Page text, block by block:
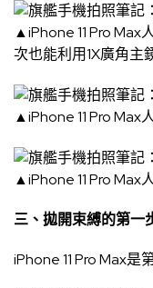
▲iPhone 11 Pro Max
次也能利用1X廣角主
▲iPhone 11 Pro Max
▲iPhone 11 Pro Max
三、拋開束縛的第一
iPhone 11 Pro Max